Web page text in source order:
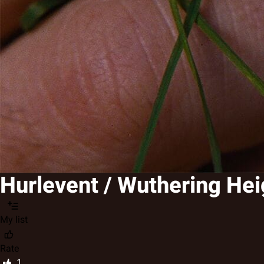
Hurlevent / Wuthering
My list
Rate